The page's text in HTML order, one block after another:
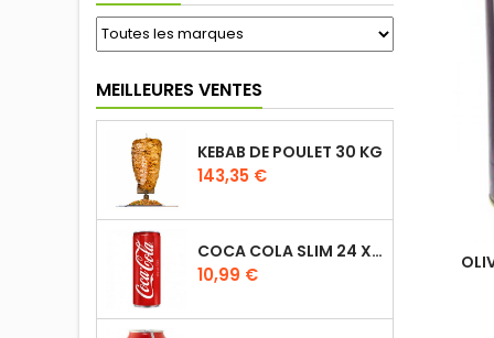
MEILLEURES VENTES
KEBAB DE POULET 30 KG
143,35 €
COCA COLA SLIM 24 X 33CL
10,99 €